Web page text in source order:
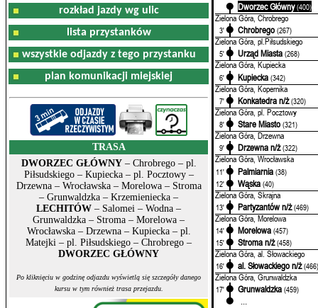
rozkład jazdy wg ulic
lista przystanków
wszystkie odjazdy z tego przystanku
plan komunikacji miejskiej
TRASA
DWORZEC GŁÓWNY– Chrobrego – pl.
Piłsudskiego – Kupiecka – pl. Pocztowy –
Drzewna – Wrocławska – Morelowa – Stroma
– Grunwaldzka – Krzemieniecka –
LECHITÓW – Salomei – Wodna –
Grunwaldzka – Stroma – Morelowa –
Wrocławska – Drzewna – Kupiecka – pl.
Matejki – pl. Piłsudskiego – Chrobrego –
DWORZEC GŁÓWNY
Po kliknięciu w godzinę odjazdu wyświetlą się szczegóły danego
kursu w tym również trasa przejazdu.
Dworzec Główny (400)
Zielona Góra, Chrobrego
3' Chrobrego (267)
Zielona Góra, pl.Piłsudskiego
5' Urząd Miasta (268)
Zielona Góra, Kupiecka
6' Kupiecka (342)
Zielona Góra, Kopernika
7' Konkatedra n/ż (320)
Zielona Góra, pl. Pocztowy
8' Stare Miasto (321)
Zielona Góra, Drzewna
9' Drzewna n/ż (322)
Zielona Góra, Wrocławska
11' Palmiarnia (38)
12'
Wąska (40)
Zielona Góra, Skrajna
13' Partyzantów n/ż (469)
Zielona Góra, Morelowa
14' Morelowa (457)
15'
Stroma n/ż (458)
Zielona Góra, al. Słowackiego
16' al. Słowackiego n/ż
Zielona Góra, Grunwaldzka
17' Grunwaldzka (459)
...